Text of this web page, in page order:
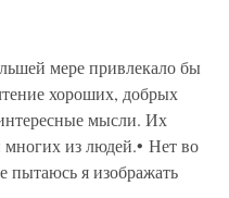
мере привлекало бы
хороших, добрых
мысли. Их
из людей.• Нет во
пытаюсь я изображать